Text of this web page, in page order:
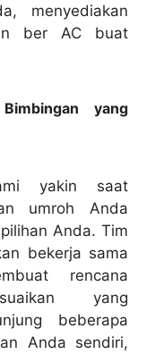
menyediakan
ber AC buat
yang
yakin saat
umroh Anda
Anda. Tim
bekerja sama
rencana
yang
beberapa
Anda sendiri,